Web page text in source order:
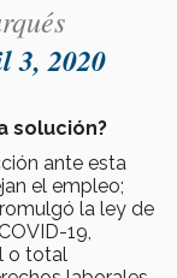
3, 2020
solución?
ante esta
el empleo;
la ley de
19,
o total